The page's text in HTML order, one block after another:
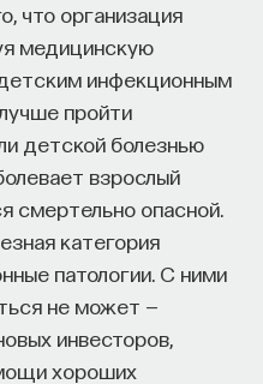
что организация
медицинскую
инфекционным
пройти
детской болезнью
взрослый
смертельно опасной.
категория
патологии. С ними
не может —
инвесторов,
хороших
"ПостНаука", религиовед